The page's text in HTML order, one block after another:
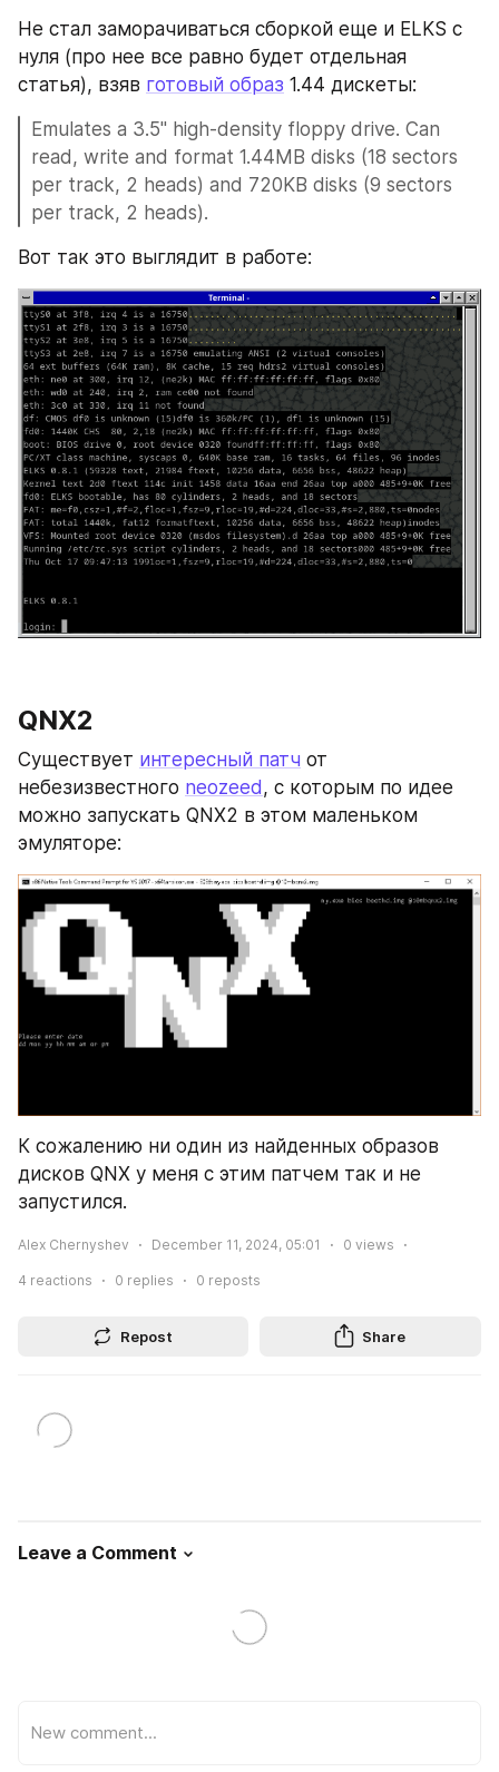
Не стал заморачиваться сборкой еще и ELKS с
нуля (про нее все равно будет отдельная
статья), взяв готовый образ 1.44 дискеты:
Emulates a 3.5" high-density floppy drive. Can
read, write and format 1.44MB disks (18 sectors
per track, 2 heads) and 720KB disks (9 sectors
per track, 2 heads).
Вот так это выглядит в работе:
QNX2
Существует интересный патч от
небезизвестного neozeed, с которым по идее
можно запускать QNX2 в этом маленьком
эмуляторе:
К сожалению ни один из найденных образов
дисков QNX у меня с этим патчем так и не
запустился.
Alex Chernyshev December 11, 2024, 05:01 0 views
4 reactions 0 replies 0 reposts
Repost Share
Leave a Comment